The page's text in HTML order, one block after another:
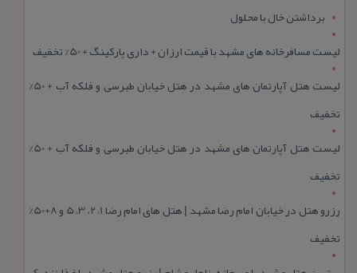
برداشتن خال با محلول
لیست مسافرخانه های مشهد با قیمت ارزان + داری پارکینگ + 50% تخفیف
لیست هتل آپارتمان های مشهد در هتل خیابان طبرسی و فلکه آب + 50%
تخفیف
لیست هتل آپارتمان های مشهد در هتل خیابان طبرسی و فلکه آب + 50%
تخفیف
رزرو هتل در خیابان امام رضا مشهد | هتل‌ های امام رضا 1، 2، 3، 5 و 8+50%
تخفیف